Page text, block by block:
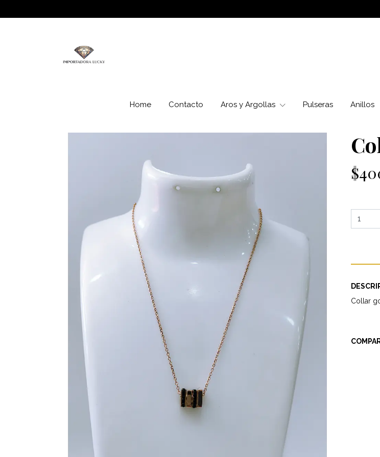
Home Contacto Aros y Argollas Pulseras Anillos
Collar